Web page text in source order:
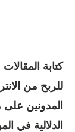
كتابة
للربح من
المدونين
الدلالية في